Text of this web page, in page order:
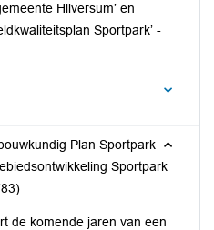
Hilversum’ en
Sportpark’ -
Plan Sportpark
Sportpark
de komende jaren van een